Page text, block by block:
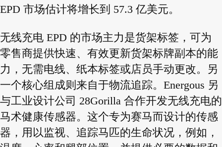
EPD 市场估计将增长到 57.3 亿美元。
无线充电 EPD 的市场主力是货架标签，可为
零售商提供快速、有效更新货架标牌副本的能
力，无需电线、纸本标签或店员手动更改。另
一个核心组成则来自于物流追踪。Energous 另
与工业设计公司 28Gorilla 合作开发无线充电的
马术健康传感器。这个专为赛马而设计的传感
器，用以监视、追踪马匹的生命状况，例如，